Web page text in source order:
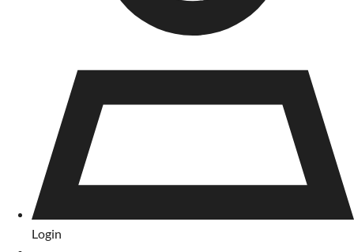
Login